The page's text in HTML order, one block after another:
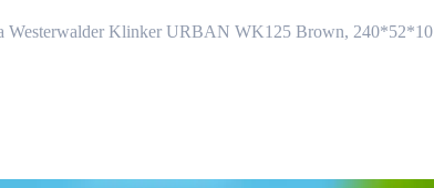
Westerwalder Klinker URBAN WK125 Brown,